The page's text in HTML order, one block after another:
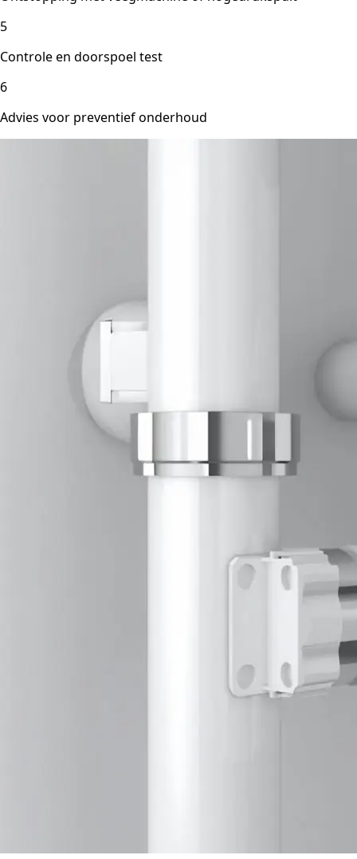
5
Controle en doorspoel test
6
Advies voor preventief onderhoud